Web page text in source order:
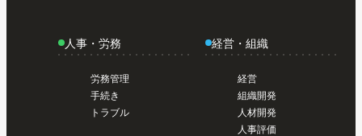
人事・労務
労務管理
手続き
トラブル
経営・組織
経営
組織開発
人材開発
人事評価